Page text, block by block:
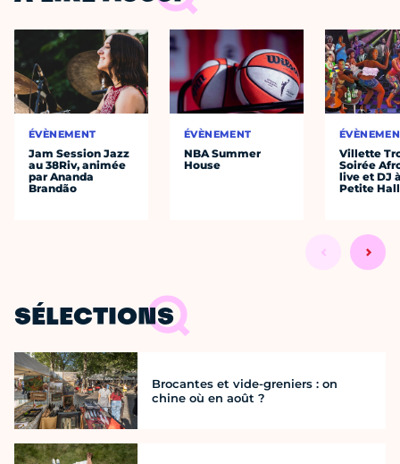
ÉVÈNEMENT
Jam Session Jazz
au 38Riv, animée
par Ananda
Brandão
ÉVÈNEMENT
NBA Summer
House
Villette
Soirée
live et DJ
Petite
SÉLECTIONS
Brocantes et vide-greniers : on
chine où en août ?